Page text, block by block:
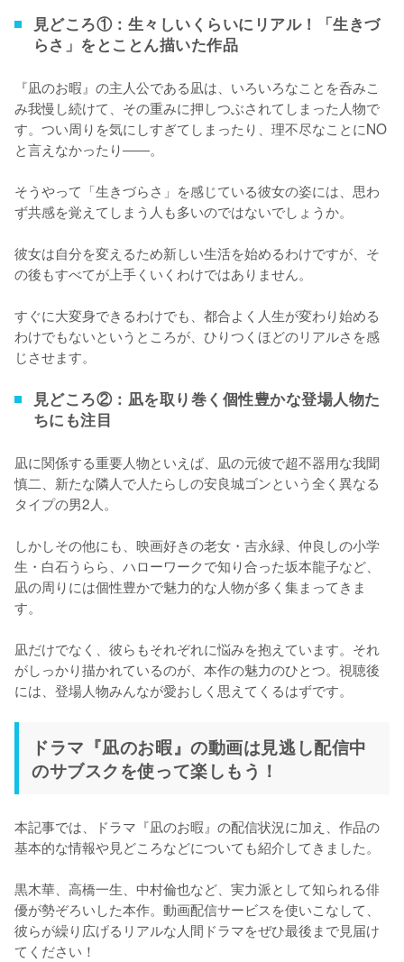
見どころ①：生々しいくらいにリアル！「生きづ
らさ」をとことん描いた作品
『凪のお暇』の主人公である凪は、いろいろなことを呑みこ
み我慢し続けて、その重みに押しつぶされてしまった人物で
す。つい周りを気にしすぎてしまったり、理不尽なことにNO
と言えなかったり――。
そうやって「生きづらさ」を感じている彼女の姿には、思わ
ず共感を覚えてしまう人も多いのではないでしょうか。
彼女は自分を変えるため新しい生活を始めるわけですが、そ
の後もすべてが上手くいくわけではありません。
すぐに大変身できるわけでも、都合よく人生が変わり始める
わけでもないというところが、ひりつくほどのリアルさを感
じさせます。
見どころ②：凪を取り巻く個性豊かな登場人物た
ちにも注目
凪に関係する重要人物といえば、凪の元彼で超不器用な我聞
慎二、新たな隣人で人たらしの安良城ゴンという全く異なる
タイプの男2人。
しかしその他にも、映画好きの老女・吉永緑、仲良しの小学
生・白石うらら、ハローワークで知り合った坂本龍子など、
凪の周りには個性豊かで魅力的な人物が多く集まってきま
す。
凪だけでなく、彼らもそれぞれに悩みを抱えています。それ
がしっかり描かれているのが、本作の魅力のひとつ。視聴後
には、登場人物みんなが愛おしく思えてくるはずです。
ドラマ『凪のお暇』の動画は見逃し配信中
のサブスクを使って楽しもう！
本記事では、ドラマ『凪のお暇』の配信状況に加え、作品の
基本的な情報や見どころなどについても紹介してきました。
黒木華、高橋一生、中村倫也など、実力派として知られる俳
優が勢ぞろいした本作。動画配信サービスを使いこなして、
彼らが繰り広げるリアルな人間ドラマをぜひ最後まで見届け
てください！